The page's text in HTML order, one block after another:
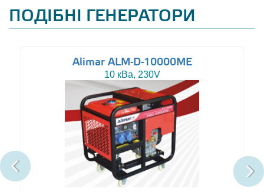
ПОДІБНІ ГЕНЕРАТОРИ
Alimar ALM-D-10000ME
10 кВа, 230V